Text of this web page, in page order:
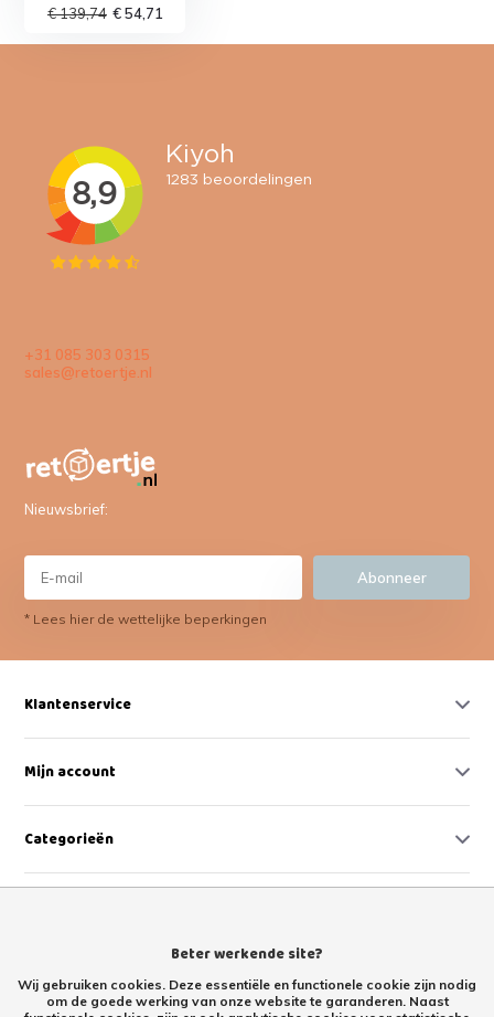
€ 139,74 € 54,71
+31 085 303 0315
sales@retoertje.nl
Nieuwsbrief:
Abonneer
* Lees hier de wettelijke beperkingen
Klantenservice
Mijn account
Categorieën
Beter werkende site?
Wij gebruiken cookies. Deze essentiële en functionele cookie zijn nodig
om de goede werking van onze website te garanderen. Naast